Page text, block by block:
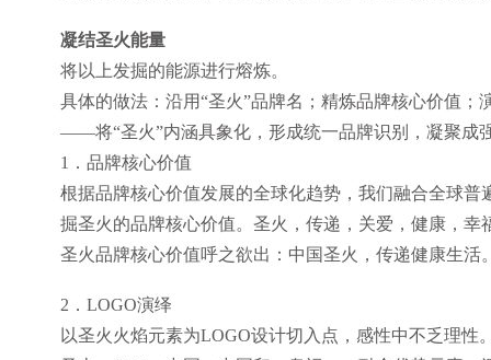
凝结圣火能量
将以上发掘的能源进行熔炼。
具体的做法：沿用“圣火”品牌名；精炼品牌核心价值；
——将“圣火”内涵具象化，形成统一品牌识别，凝聚成
1．品牌核心价值
根据品牌核心价值发展的全球化趋势，我们融合全球
掘圣火的品牌核心价值。圣火，传递，关爱，健康，
圣火品牌核心价值呼之欲出：中国圣火，传递健康生活
2．LOGO演绎
以圣火火焰元素为LOGO设计切入点，感性中不乏理性